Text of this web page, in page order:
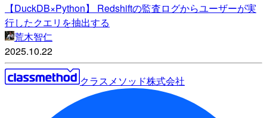
【DuckDB×Python】 Redshiftの監査ログからユーザーが実
行したクエリを抽出する
荒木智仁
2025.10.22
クラスメソッド株式会社